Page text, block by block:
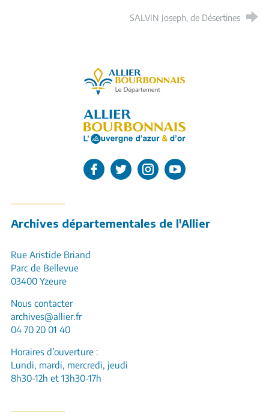
SALVIN Joseph, de Désertines
Allier, le département
L'Allier sur Facebook
L'Allier sur Twitter
L'Allier sur Instagram
L'Allier sur Youtube
Archives départementales de l'Allier
Rue Aristide Briand
Parc de Bellevue
03400 Yzeure
Nous contacter
archives@allier.fr
04 70 20 01 40
Horaires d’ouverture :
Lundi, mardi, mercredi, jeudi
8h30-12h et 13h30-17h